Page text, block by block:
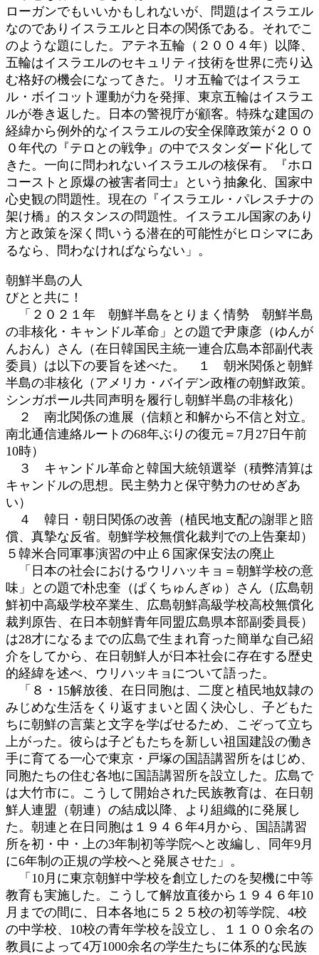
ローガンでもいいかもしれないが、問題はイスラエル
なのでありイスラエルと日本の関係である。それでこ
のような題にした。アテネ五輪（２００４年）以降、
五輪はイスラエルのセキュリティ技術を世界に売り込
む格好の機会になってきた。リオ五輪ではイスラエ
ル・ボイコット運動が力を発揮、東京五輪はイスラエ
ルが巻き返した。日本の警視庁が顧客。特殊な建国の
経緯から例外的なイスラエルの安全保障政策が２００
０年代の『テロとの戦争』の中でスタンダード化して
きた。一向に問われないイスラエルの核保有。『ホロ
コーストと原爆の被害者同士』という抽象化、国家中
心史観の問題性。現在の『イスラエル・パレスチナの
架け橋』的スタンスの問題性。イスラエル国家のあり
方と政策を深く問いうる潜在的可能性がヒロシマにあ
るなら、問わなければならない」。
朝鮮半島の人
びとと共に！
「２０２１年 朝鮮半島をとりまく情勢 朝鮮半島
の非核化・キャンドル革命」との題で尹康彦（ゆんが
んおん）さん（在日韓国民主統一連合広島本部副代表
委員）は以下の要旨を述べた。 １ 朝米関係と朝鮮
半島の非核化（アメリカ・バイデン政権の朝鮮政策。
シンガポール共同声明を履行し朝鮮半島の非核化）
２ 南北関係の進展（信頼と和解から不信と対立。
南北通信連絡ルートの68年ぶりの復元＝7月27日午前
10時）
３ キャンドル革命と韓国大統領選挙（積弊清算は
キャンドルの思想。民主勢力と保守勢力のせめぎあ
い）
４ 韓日・朝日関係の改善（植民地支配の謝罪と賠
償、真摯な反省。朝鮮学校無償化裁判での上告棄却）
５韓米合同軍事演習の中止６国家保安法の廃止
「日本の社会におけるウリハッキョ＝朝鮮学校の意
味」との題で朴忠奎（ぱくちゅんぎゅ）さん（広島朝
鮮初中高級学校卒業生、広島朝鮮高級学校高校無償化
裁判原告、在日本朝鮮青年同盟広島県本部副委員長）
は28才になるまでの広島で生まれ育った簡単な自己紹
介をしてから、在日朝鮮人が日本社会に存在する歴史
的経緯を述べ、ウリハッキョについて語った。
「８・15解放後、在日同胞は、二度と植民地奴隷の
みじめな生活をくり返すまいと固く決心し、子どもた
ちに朝鮮の言葉と文字を学ばせるため、こぞって立ち
上がった。彼らは子どもたちを新しい祖国建設の働き
手に育てる一心で東京・戸塚の国語講習所をはじめ、
同胞たちの住む各地に国語講習所を設立した。広島で
は大竹市に。こうして開始された民族教育は、在日朝
鮮人連盟（朝連）の結成以降、より組織的に発展し
た。朝連と在日同胞は１９４６年4月から、国語講習
所を初・中・上の3年制初等学院へと改編し、同年9月
に6年制の正規の学校へと発展させた」。
「10月に東京朝鮮中学校を創立したのを契機に中等
教育も実施した。こうして解放直後から１９４６年10
月までの間に、日本各地に５２５校の初等学院、4校
の中学校、10校の青年学校を設立し、１１００余名の
教員によって4万1000余名の学生たちに体系的な民族